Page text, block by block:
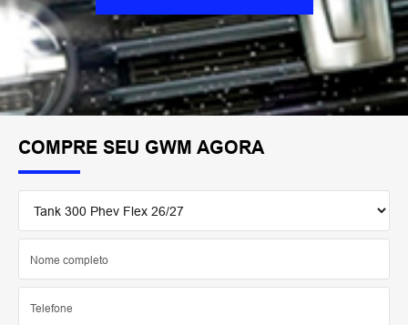
COMPRE SEU GWM AGORA